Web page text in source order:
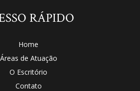
RÁPIDO
Home
Áreas de Atuação
O Escritório
Contato